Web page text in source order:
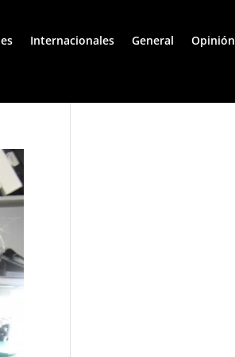
Internacionales General Opinión